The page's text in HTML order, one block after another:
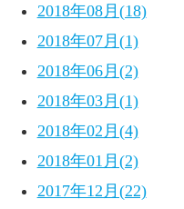
2018年08月(18)
2018年07月(1)
2018年06月(2)
2018年03月(1)
2018年02月(4)
2018年01月(2)
2017年12月(22)